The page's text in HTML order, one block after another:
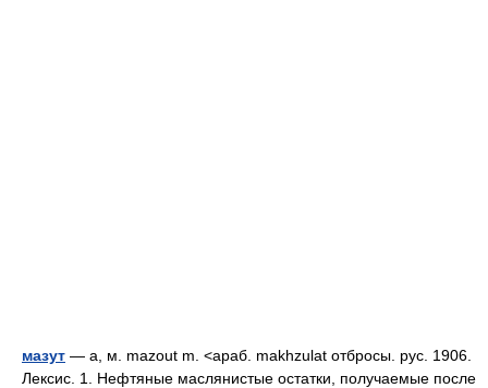
мазут — а, м. mazout m. <араб. makhzulat отбросы. рус. 1906.
Лексис. 1. Нефтяные маслянистые остатки, получаемые после